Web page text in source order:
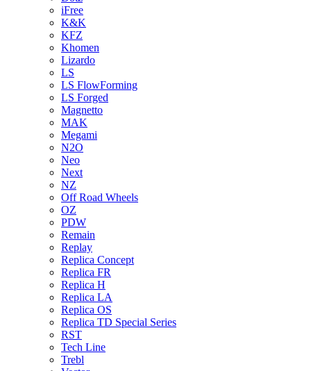
iFree
K&K
KFZ
Khomen
Lizardo
LS
LS FlowForming
LS Forged
Magnetto
MAK
Megami
N2O
Neo
Next
NZ
Off Road Wheels
OZ
PDW
Remain
Replay
Replica Concept
Replica FR
Replica H
Replica LA
Replica OS
Replica TD Special Series
RST
Tech Line
Trebl